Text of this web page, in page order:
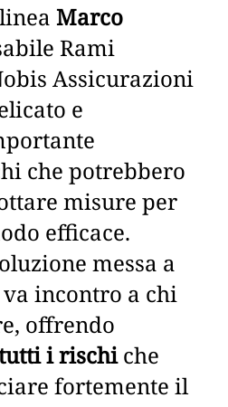
Marco
Rami
Assicurazioni
e
che potrebbero
misure per
efficace.
messa a
incontro a chi
offrendo
i rischiche
fortemente il